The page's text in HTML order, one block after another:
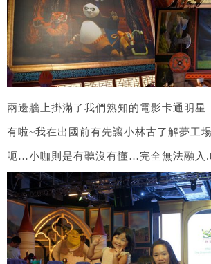
兩邊牆上掛滿了我們熟知的電影卡通明星
有啦~我在出國前有先讓小林古了解夢工
呃…小咖則是有聽沒有懂…完全無法融入.